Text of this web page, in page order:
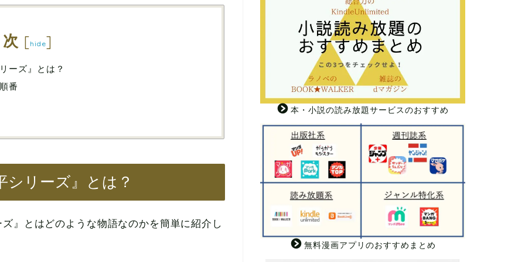
[hide]
ーズ』とは？
番
シリーズ』とは？
』とはどのような物語なのかを簡単に紹介し
本・小説の読み放題サービスのおすすめ
無料漫画アプリのおすすめまとめ